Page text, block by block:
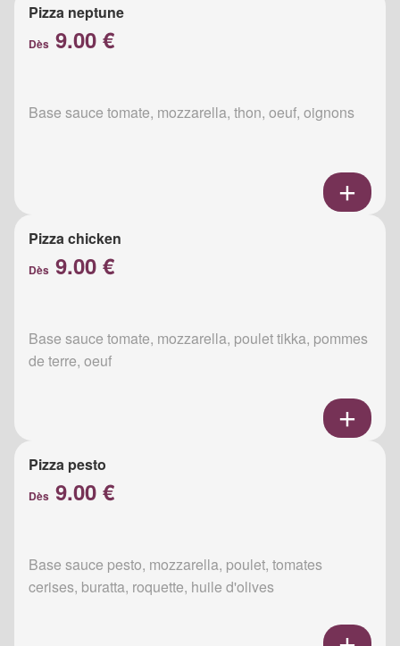
Pizza neptune
Dès 9.00 €
Base sauce tomate, mozzarella, thon, oeuf, oignons
Pizza chicken
Dès 9.00 €
Base sauce tomate, mozzarella, poulet tikka, pommes
de terre, oeuf
Pizza pesto
Dès 9.00 €
Base sauce pesto, mozzarella, poulet, tomates
cerises, buratta, roquette, huile d'olives